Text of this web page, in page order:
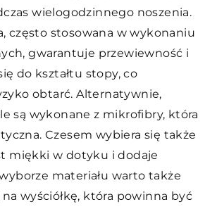
wielogodzinnego noszenia.
często stosowana w wykonaniu
gwarantuje przewiewność i
do kształtu stopy, co
obtarć. Alternatywnie,
są wykonane z mikrofibry, która
Czesem wybiera się także
miękki w dotyku i dodaje
materiału warto także
wyściółkę, która powinna być